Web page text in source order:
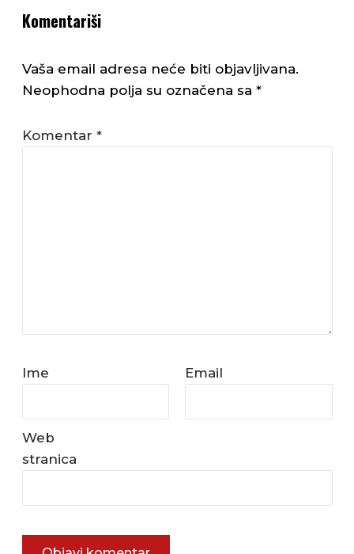
Komentariši
Vaša email adresa neće biti objavljivana.
Neophodna polja su označena sa *
Komentar *
Ime Email
Web
stranica